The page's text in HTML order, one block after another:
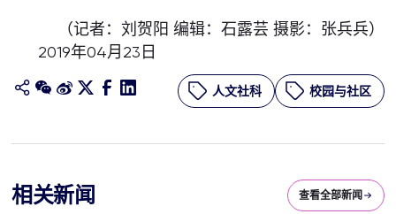
（记者：刘贺阳 编辑：石露芸 摄影：张兵兵）
2019年04月23日
人文社科 校园与社区
相关新闻 查看全部新闻